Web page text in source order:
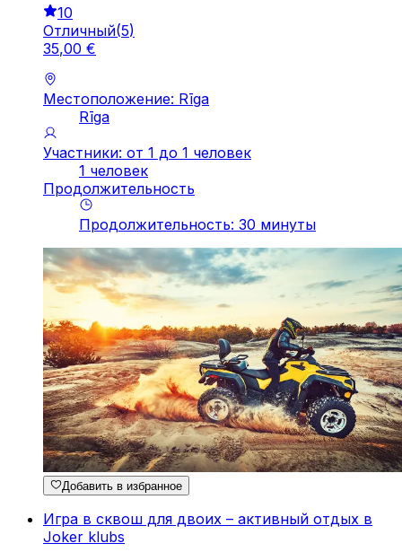
10
Отличный(5)
35,00 €
Местоположение: Rīga
Rīga
Участники: от 1 до 1 человек
1 человек
Продолжительность
Продолжительность: 30 минуты
Добавить в избранное
Игра в сквош для двоих – активный отдых в
Joker klubs